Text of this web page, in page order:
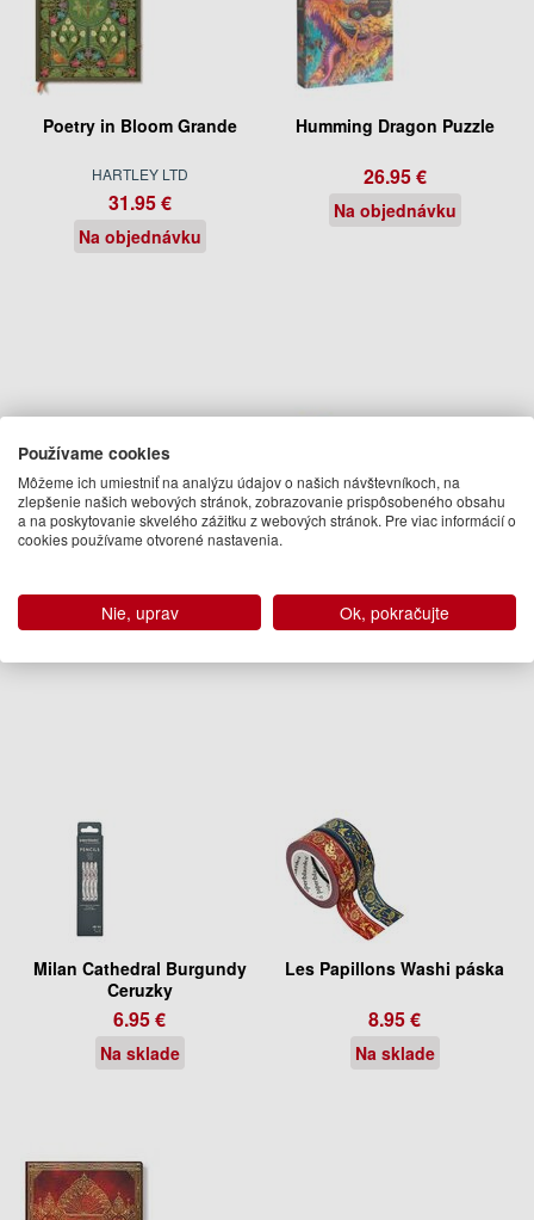
Poetry in Bloom Grande
HARTLEY LTD
31.95 €
Na objednávku
Humming Dragon Puzzle
26.95 €
Na objednávku
13.95 €
Na objednávku
Milan Cathedral Burgundy
Ceruzky
6.95 €
Na sklade
Les Papillons Washi páska
8.95 €
Na sklade
Používame cookies
Môžeme ich umiestniť na analýzu údajov o našich návštevníkoch, na
zlepšenie našich webových stránok, zobrazovanie prispôsobeného obsahu
a na poskytovanie skvelého zážitku z webových stránok. Pre viac informácií o
cookies používame otvorené nastavenia.
Nie, uprav Ok, pokračujte